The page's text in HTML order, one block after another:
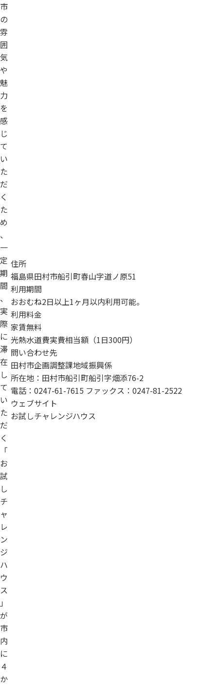
市
の
雰
囲
気
や
魅
力
を
感
じ
て
い
た
だ
く
た
め
、
一
定
期
間
、
実
際
に
滞
在
し
て
い
た
だ
く
「
お
試
し
チ
ャ
レ
ン
ジ
ハ
ウ
ス
」
が
市
内
に
４
か
住所
福島県田村市船引町春山字道ノ原51
利用期間
おおむね2日以上1ヶ月以内利用可能。
利用料金
家賃無料
光熱水道費実費相当額（1日300円）
問い合わせ先
田村市企画調整課地域振興係
所在地：田村市船引町船引字畑添76-2
電話：0247-61-7615 ファックス：0247-81-2522
ウェブサイト
お試しチャレンジハウス